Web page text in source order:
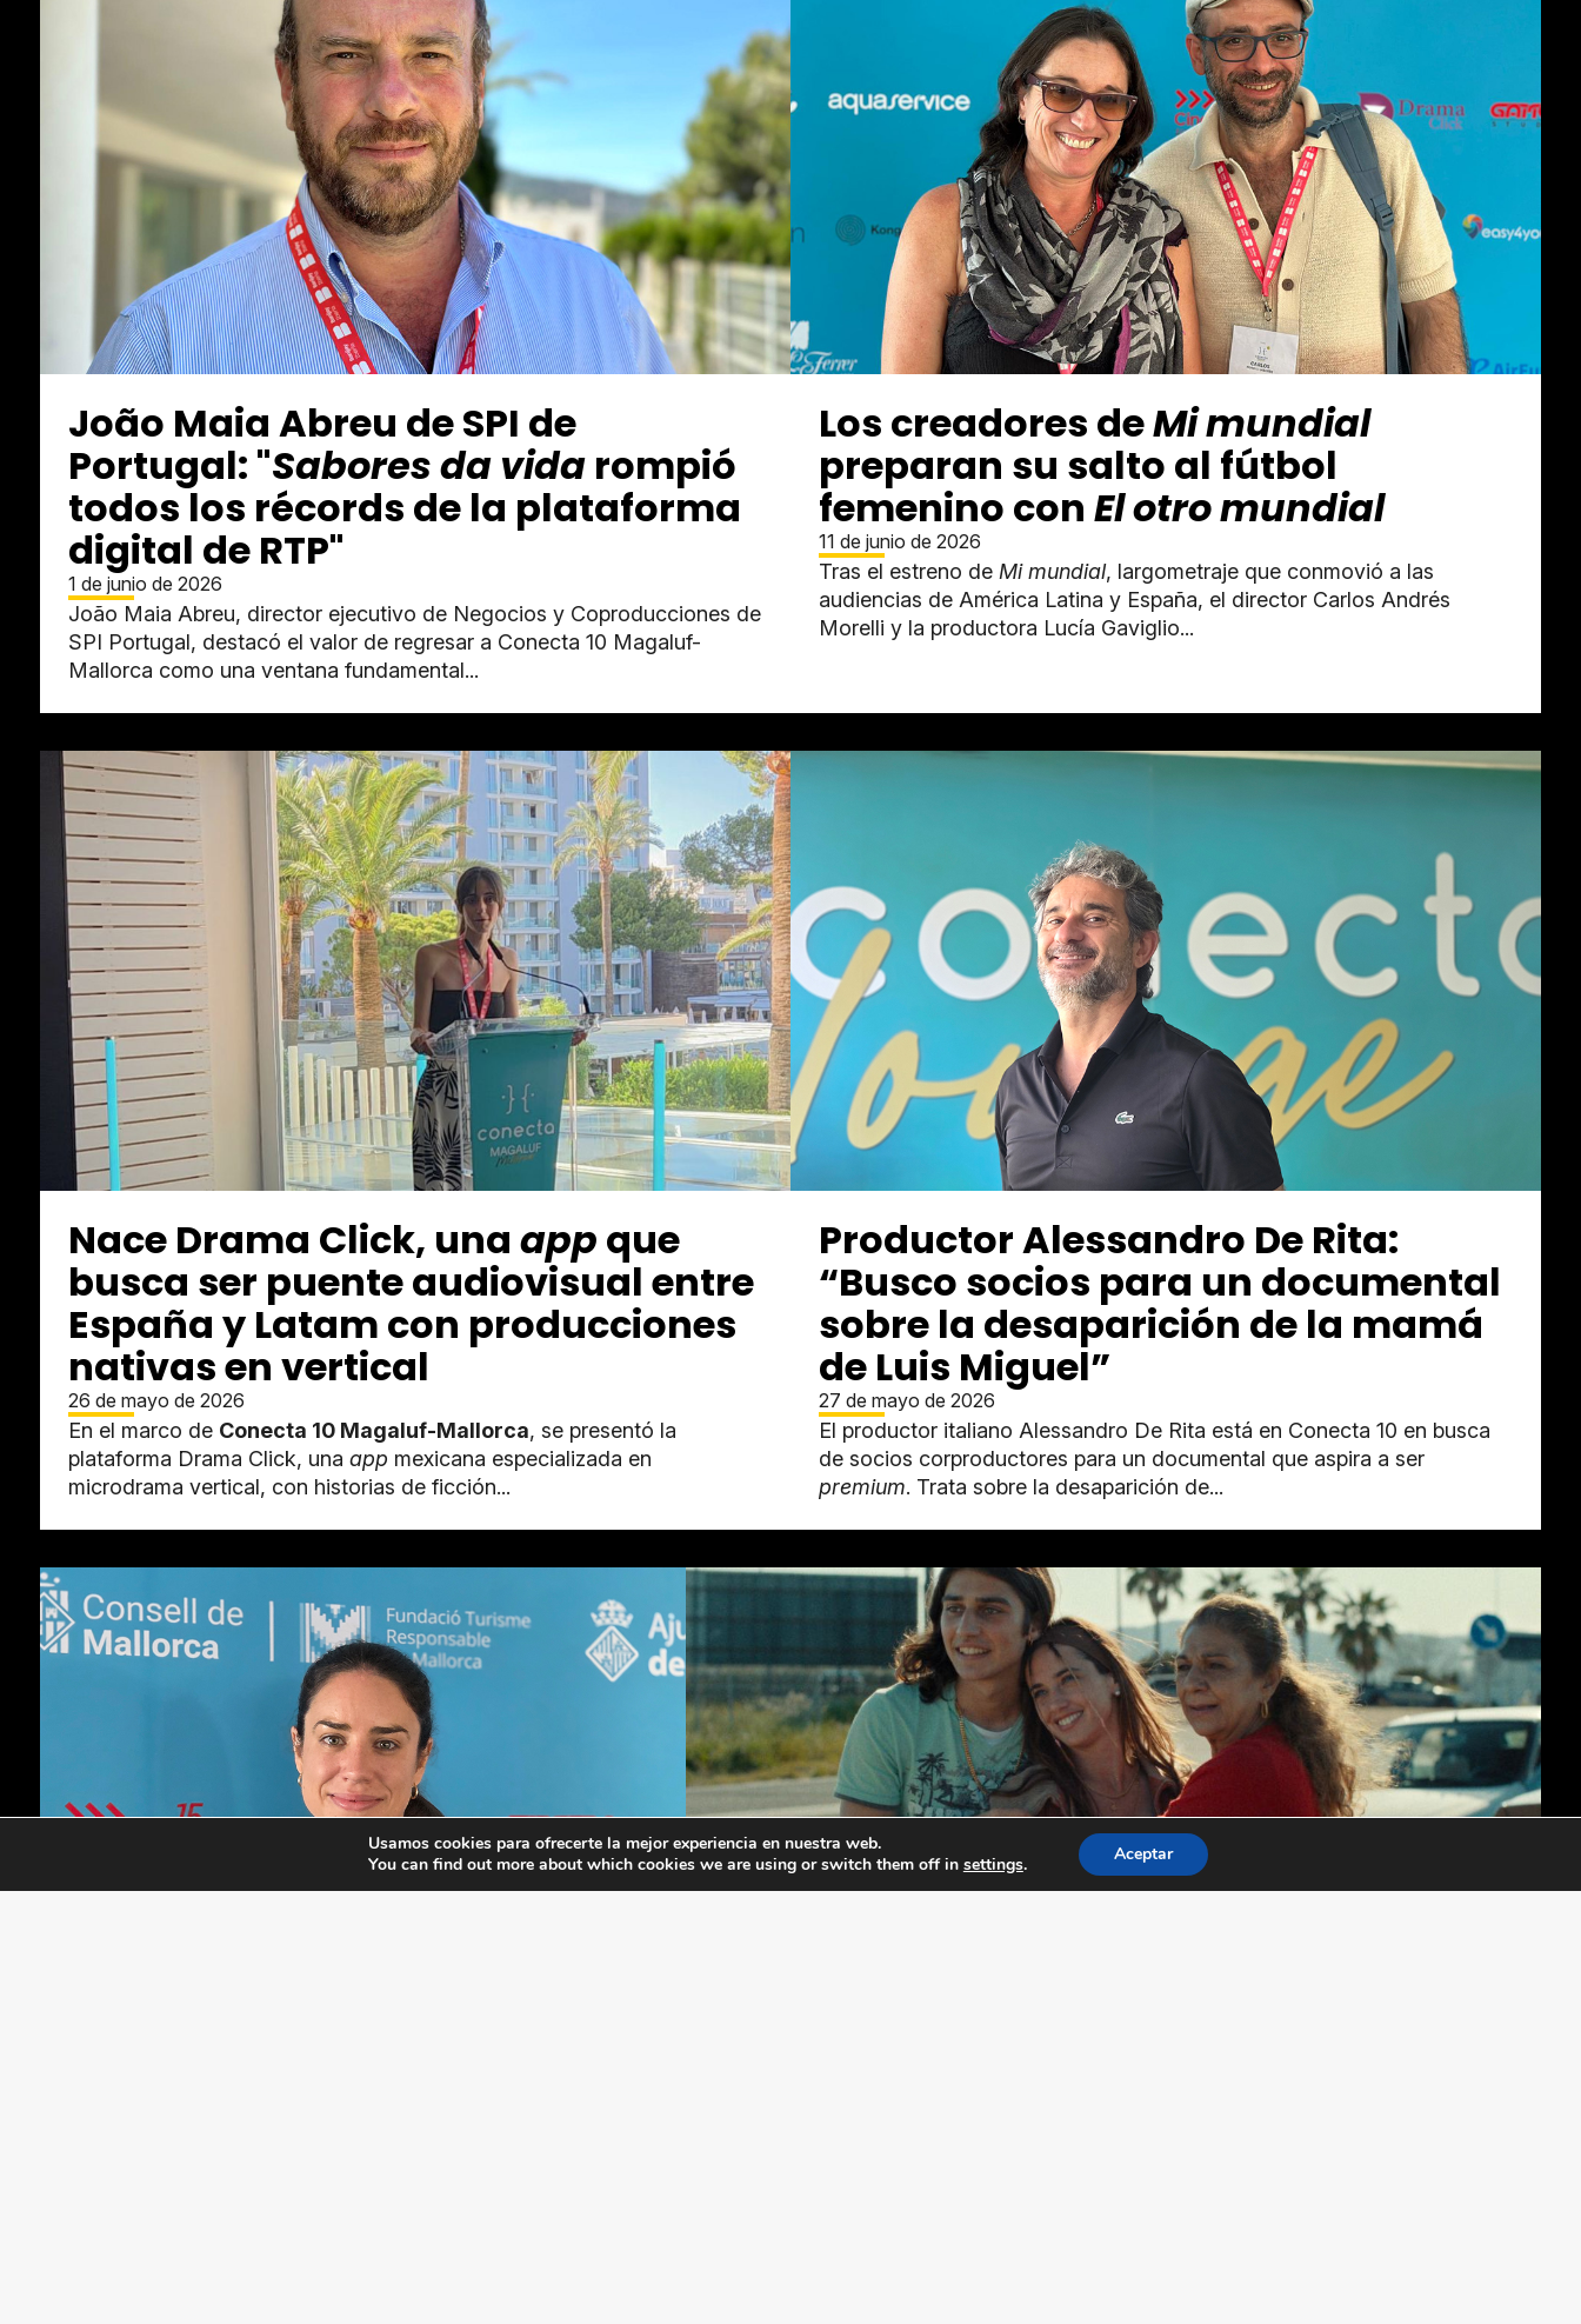
João Maia Abreu de SPI de
Portugal: "Sabores da vida rompió
todos los récords de la plataforma
digital de RTP"
1 de junio de 2026
João Maia Abreu, director ejecutivo de Negocios y Coproducciones de
SPI Portugal, destacó el valor de regresar a Conecta 10 Magaluf-
Mallorca como una ventana fundamental...
Los creadores deMi mundial
preparan su salto al fútbol
femenino con El otro mundial
11 de junio de 2026
Tras el estreno de Mi mundial, largometraje que conmovió a las
audiencias de América Latina y España, el director Carlos Andrés
Morelli y la productora Lucía Gaviglio...
Nace Drama Click, una app que
busca ser puente audiovisual entre
España y Latam con producciones
nativas en vertical
26 de mayo de 2026
En el marco de Conecta 10 Magaluf-Mallorca, se presentó la
plataforma Drama Click, una app mexicana especializada en
microdrama vertical, con historias de ficción...
Productor Alessandro De Rita:
“Busco socios para un documental
sobre la desaparición de la mamá
de Luis Miguel”
27 de mayo de 2026
El productor italiano Alessandro De Rita está en Conecta 10 en busca
de socios corproductores para un documental que aspira a ser
premium. Trata sobre la desaparición de...
Usamos cookies para ofrecerte la mejor experiencia en nuestra web.
You can find out more about which cookies we are using or switch them off in settings. Aceptar